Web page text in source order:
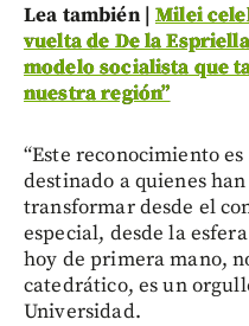
Lea también |Milei
vuelta de De la
modelo socialista que
nuestra región”
“Este reconocimiento
destinado a quienes
transformar desde el
especial, desde la
hoy de primera mano,
catedrático, es un
Universidad.